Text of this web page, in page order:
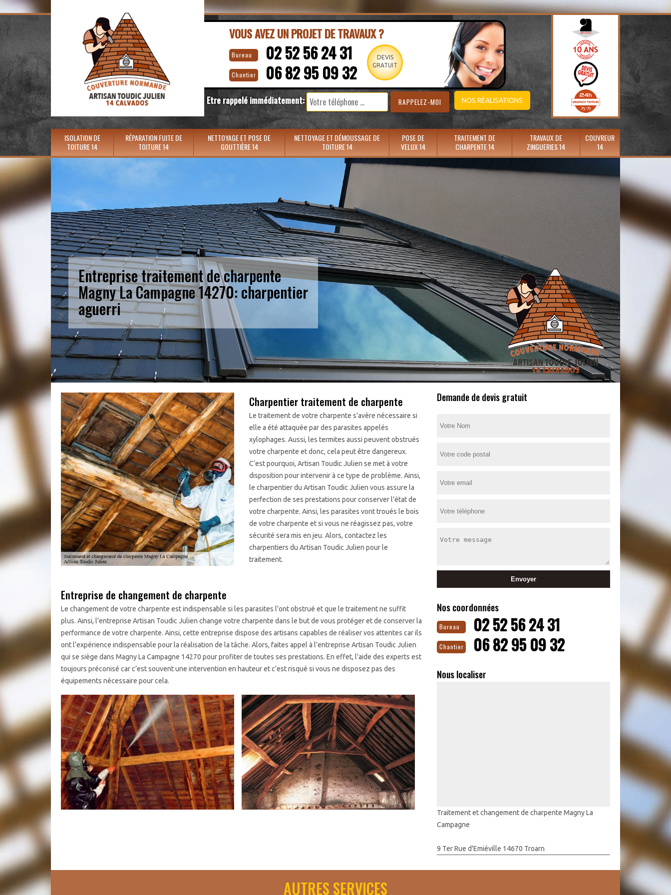
VOUS AVEZ UN PROJET DE TRAVAUX ?
Bureau 02 52 56 24 31
Chantier 06 82 95 09 32
DEVIS
GRATUIT
Etre rappelé immédiatement: NOS RÉALISATIONS
ISOLATION DE
TOITURE 14
RÉPARATION FUITE DE
TOITURE 14
NETTOYAGE ET POSE DE
GOUTTIÈRE 14
NETTOYAGE ET DÉMOUSSAGE DE
TOITURE 14
POSE DE
VELUX 14
TRAITEMENT DE
CHARPENTE 14
TRAVAUX DE
ZINGUERIES 14
COUVREUR
14
Entreprise traitement de charpente
Magny La Campagne 14270: charpentier
aguerri
Charpentier traitement de charpente
Le traitement de votre charpente s’avère nécessaire si
elle a été attaquée par des parasites appelés
xylophages. Aussi, les termites aussi peuvent obstrués
votre charpente et donc, cela peut être dangereux.
C’est pourquoi, Artisan Toudic Julien se met à votre
disposition pour intervenir à ce type de problème. Ainsi,
le charpentier du Artisan Toudic Julien vous assure la
perfection de ses prestations pour conserver l’état de
votre charpente. Ainsi, les parasites vont troués le bois
de votre charpente et si vous ne réagissez pas, votre
sécurité sera mis en jeu. Alors, contactez les
charpentiers du Artisan Toudic Julien pour le
traitement.
Entreprise de changement de charpente
Le changement de votre charpente est indispensable si les parasites l’ont obstrué et que le traitement ne suffit
plus. Ainsi, l’entreprise Artisan Toudic Julien change votre charpente dans le but de vous protéger et de conserver la
performance de votre charpente. Ainsi, cette entreprise dispose des artisans capables de réaliser vos attentes car ils
ont l’expérience indispensable pour la réalisation de la tâche. Alors, faites appel à l’entreprise Artisan Toudic Julien
qui se siège dans Magny La Campagne 14270 pour profiter de toutes ses prestations. En effet, l’aide des experts est
toujours préconisé car c’est souvent une intervention en hauteur et c’est risqué si vous ne disposez pas des
équipements nécessaire pour cela.
14270 réalise le devis de changement de votre charpente car il est difficile de connaitre à l’avance le coût de
l’opération. Alors, avant toute chose, contactez Artisan Toudic Julien pour un devis détaillé et clair. Dans ce cas,
Demande de devis gratuit
Nos coordonnées
Bureau 02 52 56 24 31
Chantier 06 82 95 09 32
Nous localiser
Traitement et changement de charpente Magny La
Campagne
9 Ter Rue d'Emiéville 14670 Troarn
AUTRES SERVICES